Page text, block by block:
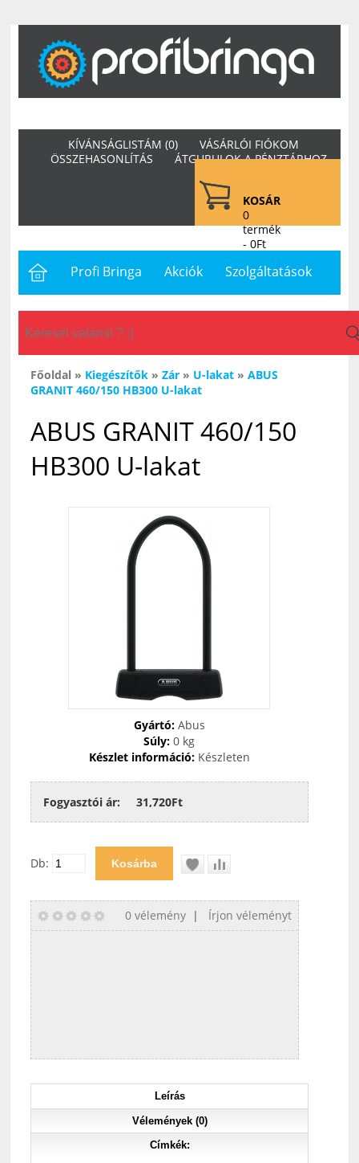
KOSÁR
0
termék
- 0Ft
KÍVÁNSÁGLISTÁM (0)
VÁSÁRLÓI FIÓKOM
ÖSSZEHASONLÍTÁS
ÁTGURULOK A PÉNZTÁRHOZ
Profi Bringa Akciók Szolgáltatások
Letöltések Hasznos Hírek
Főoldal » Kiegészítők »Zár » U-lakat »ABUS
GRANIT 460/150 HB300 U-lakat
ABUS GRANIT 460/150
HB300 U-lakat
Gyártó: Abus
Súly: 0 kg
Készlet információ:Készleten
Fogyasztói ár: 31,720Ft
Db:
0 vélemény| Írjon véleményt
Leírás
Vélemények (0)
Címkék: